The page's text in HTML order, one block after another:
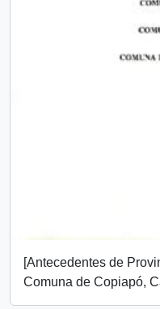
[Antecedentes de
Comuna de Copiapó,